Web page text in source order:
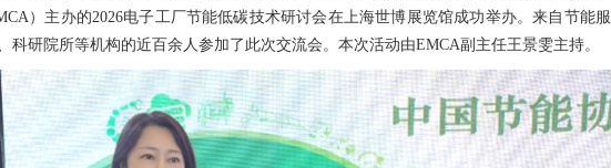
）主办的2026电子工厂节能低碳技术研讨会在上海世博展览馆成功举办。来自节能服
科研院所等机构的近百余人参加了此次交流会。本次活动由EMCA副主任王景雯主持。